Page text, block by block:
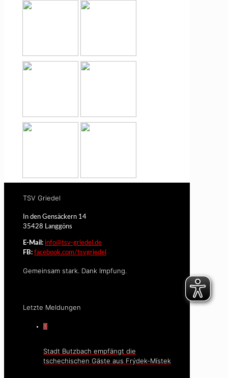
TSV Griedel
In den Gensäckern 14
35428 Langgöns
E-Mail: info@tsv-griedel.de
FB: facebook.com/tsvgriedel
Gemeinsam stark. Dank Impfung.
Letzte Meldungen
0
Stadt Butzbach empfängt die
tschechischen Gäste aus Frýdek-Místek